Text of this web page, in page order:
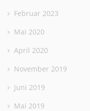
Februar 2023
Mai 2020
April 2020
November 2019
Juni 2019
Mai 2019